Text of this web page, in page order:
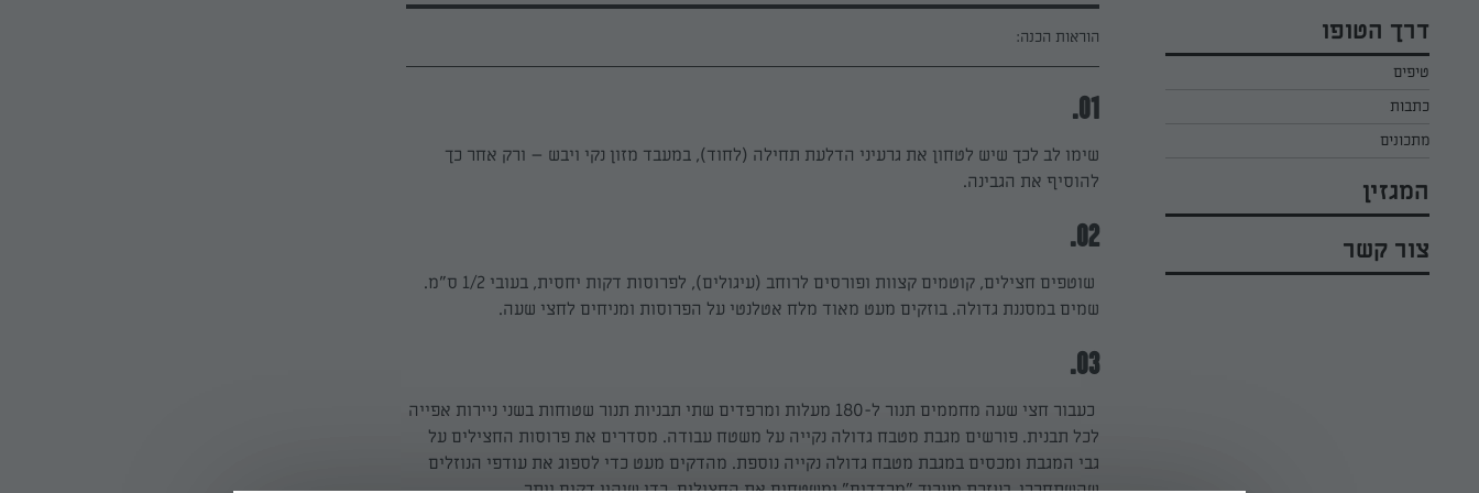
סלטים לפסח
עוגיות לפסח
קארין בנולול
מירי כהן
רובי מיכאל
דרך הטופו
טיפים
כתבות
מתכונים
המגזין
צור קשר
הוראות הכנה:
01.
שימו לב לכך שיש לטחון את גרעיני הדלעת תחילה (לחוד), במעבד מזון נקי ויבש – ורק אחר כך
להוסיף את הגבינה.
02.
שוטפים חצילים, קוטמים קצוות ופורסים לרוחב (עיגולים), לפרוסות דקות יחסית, בעובי 1/2 ס"מ.
שמים במסננת גדולה. בוזקים מעט מאוד מלח אטלנטי על הפרוסות ומניחים לחצי שעה.
03.
כעבור חצי שעה מחממים תנור ל-180 מעלות ומרפדים שתי תבניות תנור שטוחות בשני ניירות אפייה
לכל תבנית. פורשים מגבת מטבח גדולה נקייה על משטח עבודה. מסדרים את פרוסות החצילים על
גבי המגבת ומכסים במגבת מטבח גדולה נקייה נוספת. מהדקים מעט כדי לספוג את עודפי הנוזלים